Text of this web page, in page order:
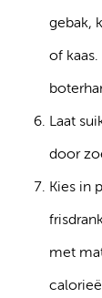
gebak,
of
Laat
door
Kies in
met